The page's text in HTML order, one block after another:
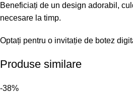
Beneficiați de un design adorabil,
necesare la timp.
Optați pentru o invitație de botez
Produse similare
-38%